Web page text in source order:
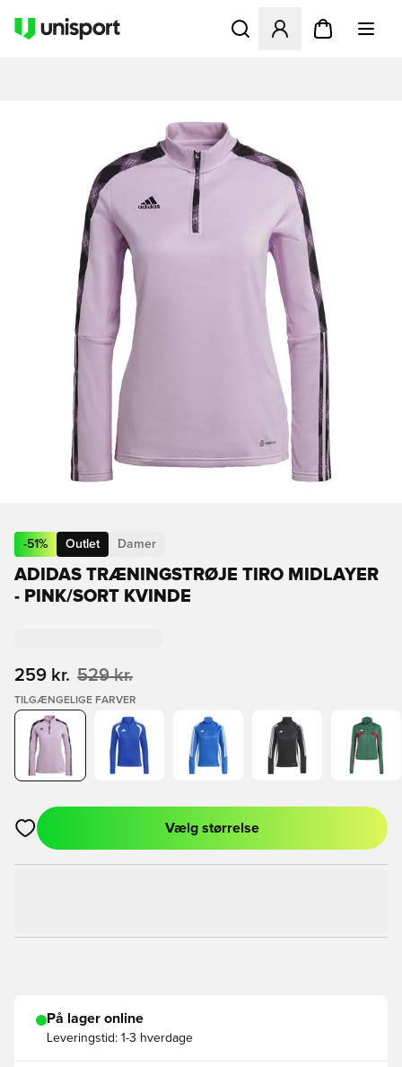
Åbner en Modal til at
-51% Outlet Damer
ADIDAS TRÆNINGSTRØJE TIRO MIDLAYER
- PINK/SORT KVINDE
259 kr. 529 kr.
TILGÆNGELIGE FARVER
Åbner en Modal til at logge ind eller tilmelde dig som medlem
Vælg størrelse
På lager online
Leveringstid: 1-3 hverdage